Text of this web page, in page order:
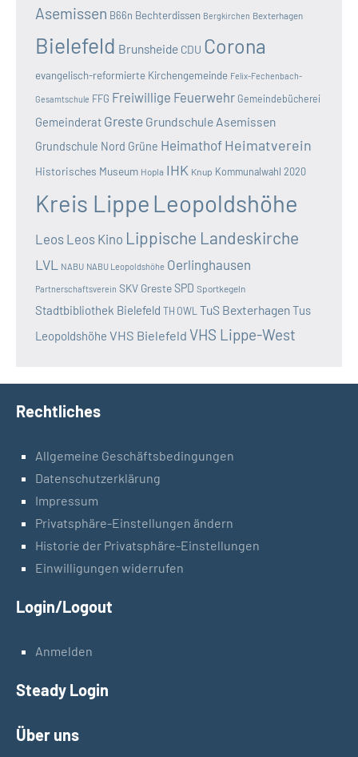
Asemissen B66n Bechterdissen Bergkirchen Bexterhagen
Bielefeld Brunsheide CDU Corona
evangelisch-reformierte Kirchengemeinde Felix-Fechenbach-
Gesamtschule FFG Freiwillige Feuerwehr Gemeindebücherei
Gemeinderat Greste Grundschule Asemissen
Grundschule Nord Grüne Heimathof Heimatverein
Historisches Museum Hopla IHK Knup Kommunalwahl 2020
Kreis Lippe Leopoldshöhe
Leos Leos Kino Lippische Landeskirche
LVL NABU NABU Leopoldshöhe Oerlinghausen
Partnerschaftsverein SKV GresteSPD Sportkegeln
Stadtbibliothek Bielefeld TH OWL TuS BexterhagenTus
Leopoldshöhe VHS Bielefeld VHS Lippe-West
Rechtliches
Allgemeine Geschäftsbedingungen
Datenschutzerklärung
Impressum
Privatsphäre-Einstellungen ändern
Historie der Privatsphäre-Einstellungen
Einwilligungen widerrufen
Login/Logout
Anmelden
Steady Login
Über uns